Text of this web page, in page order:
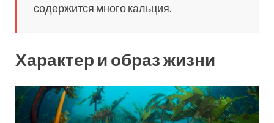
содержится много кальция.
Характер и образ жизни